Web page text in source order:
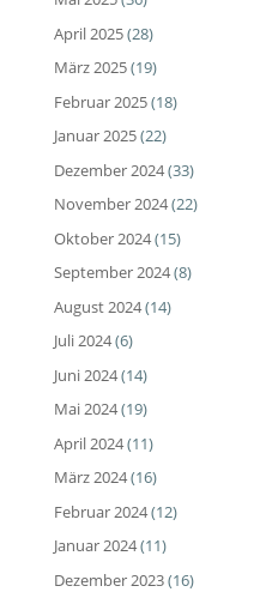
April 2025(28)
März 2025(19)
Februar 2025(18)
Januar 2025(22)
Dezember 2024(33)
November 2024(22)
Oktober 2024(15)
September 2024(8)
August 2024(14)
Juli 2024(6)
Juni 2024(14)
Mai 2024(19)
April 2024(11)
März 2024(16)
Februar 2024(12)
Januar 2024(11)
Dezember 2023(16)